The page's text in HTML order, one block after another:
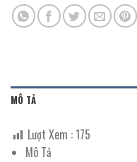
MÔ TẢ
Lượt Xem :175
Mô Tả